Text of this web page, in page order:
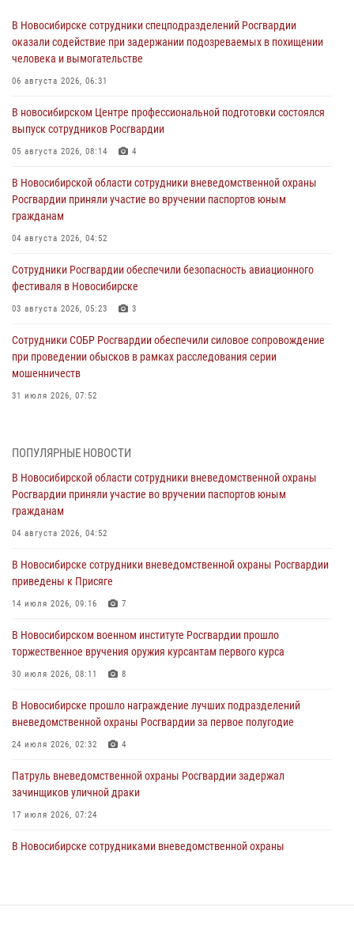
В Новосибирске сотрудники спецподразделений Росгвардии
оказали содействие при задержании подозреваемых в похищении
человека и вымогательстве
06 августа 2026, 06:31
В новосибирском Центре профессиональной подготовки состоялся
выпуск сотрудников Росгвардии
05 августа 2026, 08:14 4
В Новосибирской области сотрудники вневедомственной охраны
Росгвардии приняли участие во вручении паспортов юным
гражданам
04 августа 2026, 04:52
Сотрудники Росгвардии обеспечили безопасность авиационного
фестиваля в Новосибирске
03 августа 2026, 05:23 3
Сотрудники СОБР Росгвардии обеспечили силовое сопровождение
при проведении обысков в рамках расследования серии
мошенничеств
31 июля 2026, 07:52
При силовой поддержке бойцов ОМОН и СОБР Росгвардии
пресечена деятельность группы лиц, причастных к мошенничеству
в сфере страхования
В Новосибирске сотрудниками вневедомственной охраны
Росгвардии задержан гражданин, находящийся в розыске
В Новосибирске военнослужащие отряда спецназа «Ермак»
Росгвардии провели занятия по беспарашютному десантированию
В Новосибирске военнослужащие Росгвардии почтили память детей
– жертв войны в Донбассе
ПОПУЛЯРНЫЕ НОВОСТИ
В Новосибирской области сотрудники вневедомственной охраны
Росгвардии приняли участие во вручении паспортов юным
гражданам
04 августа 2026, 04:52
В Новосибирске сотрудники вневедомственной охраны Росгвардии
приведены к Присяге
14 июля 2026, 09:16 7
В Новосибирском военном институте Росгвардии прошло
торжественное вручения оружия курсантам первого курса
30 июля 2026, 08:11 8
В Новосибирске прошло награждение лучших подразделений
вневедомственной охраны Росгвардии за первое полугодие
24 июля 2026, 02:32 4
Патруль вневедомственной охраны Росгвардии задержал
зачинщиков уличной драки
17 июля 2026, 07:24
В Новосибирске сотрудниками вневедомственной охраны